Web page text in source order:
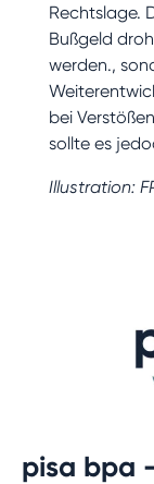
Rechtslage.
Bußgeld
werden.,
bei
sollte es
Illustration:
pisa bpa